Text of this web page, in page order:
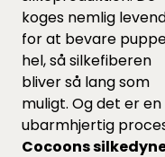
koges nemlig
for at bevare
hel, så silkefiberen
bliver så lang som
muligt. Og det er en
ubarmhjertig
Cocoons